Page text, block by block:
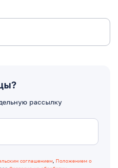
рассылку
соглашением, Положением о